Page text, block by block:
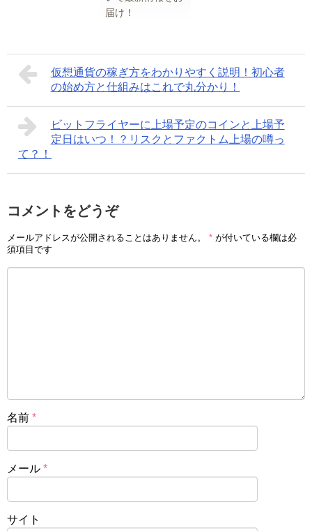
届け！
仮想通貨の稼ぎ方をわかりやすく説明！初心者
の始め方と仕組みはこれで丸分かり！
ビットフライヤーに上場予定のコインと上場予
定日はいつ！？リスクとファクトム上場の噂っ
て？！
コメントをどうぞ
メールアドレスが公開されることはありません。 * が付いている欄は必
須項目です
名前 *
メール *
サイト